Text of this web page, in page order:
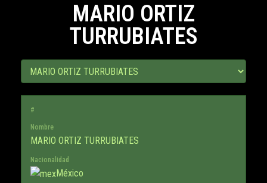
MARIO ORTIZ
TURRUBIATES
#
Nombre
MARIO ORTIZ TURRUBIATES
Nacionalidad
México